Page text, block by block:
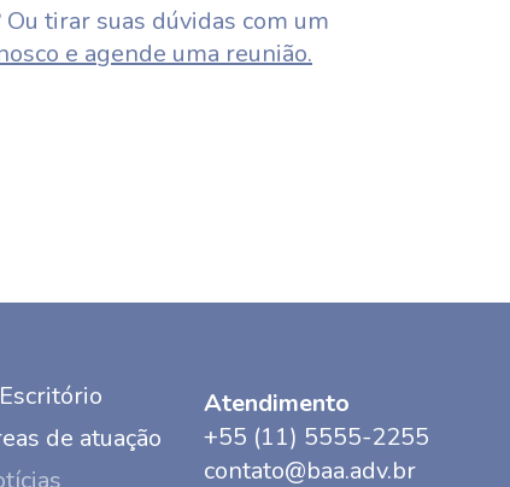
tirar suas dúvidas com um
e agende uma reunião.
de atuação
Atendimento
+55 (11) 5555-2255
contato@baa.adv.br